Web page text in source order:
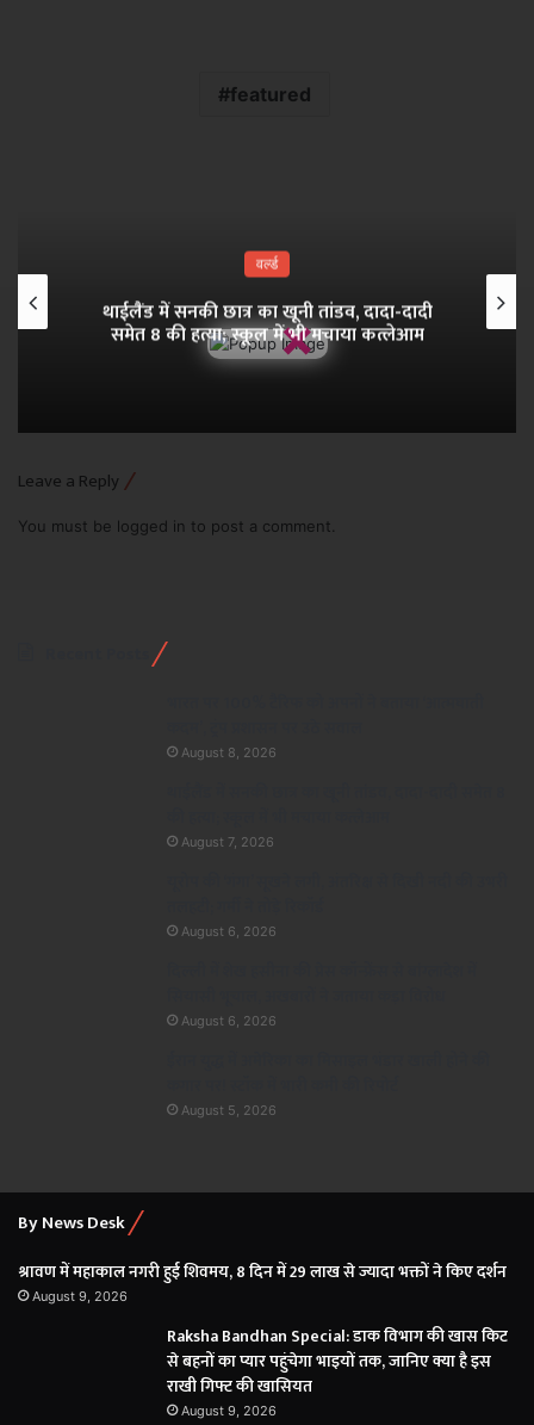
featured
वर्ल्ड
थाईलैंड में सनकी छात्र का खूनी तांडव, दादा-दादी
समेत 8 की हत्या; स्कूल में भी मचाया कत्लेआम
Leave a Reply
You must be logged in to post a comment.
×
August 8, 2026
August 7, 2026
August 6, 2026
August 6, 2026
August 5, 2026
By News Desk
श्रावण में महाकाल नगरी हुई शिवमय, 8 दिन में 29 लाख से ज्यादा भक्तों ने किए दर्शन
August 9, 2026
Raksha Bandhan Special: डाक विभाग की खास किट
से बहनों का प्यार पहुंचेगा भाइयों तक, जानिए क्या है इस
राखी गिफ्ट की खासियत
August 9, 2026